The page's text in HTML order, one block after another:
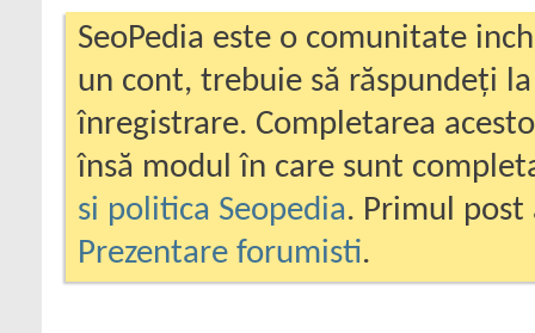
SeoPedia este o comunitate
un cont, trebuie să răspundeți
înregistrare. Completarea
însă modul în care sunt
si politica Seopedia. Primul
Prezentare forumisti.